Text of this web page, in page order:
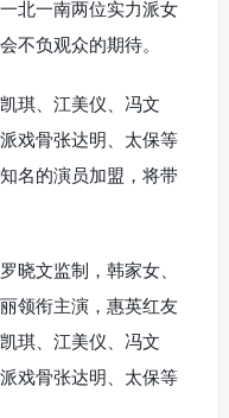
北一南两位实力派女
不负观众的期待。
琪、江美仪、冯文
戏骨张达明、太保等
名的演员加盟，将带
晓文监制，韩家女、
领衔主演，惠英红友
琪、江美仪、冯文
戏骨张达明、太保等